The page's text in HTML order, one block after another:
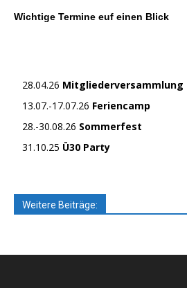
Wichtige Termine euf einen Blick
28.04.26 Mitgliederversammlung
13.07.-17.07.26 Feriencamp
28.-30.08.26 Sommerfest
31.10.25 Ü30 Party
Weitere Beiträge: